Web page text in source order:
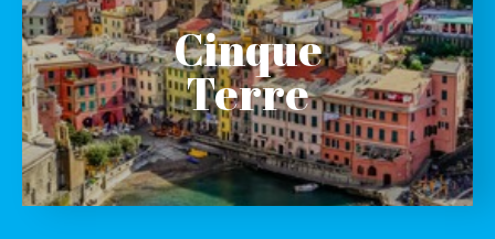
Cinque
Terre